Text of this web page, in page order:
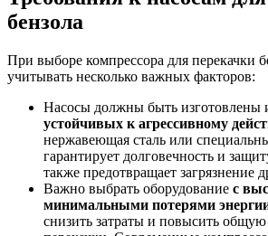
бензола
При выборе компрессора для перекачки
учитывать несколько важных факторов:
Насосы должны быть изготовлены
устойчивых к агрессивному
нержавеющая сталь или
гарантирует долговечность и
также предотвращает загрязнение
Важно выбрать оборудование с
минимальными потерями
снизить затраты и повысить